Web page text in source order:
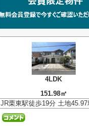
4LDK
151.98㎡
JR栗東駅徒歩19分 土地